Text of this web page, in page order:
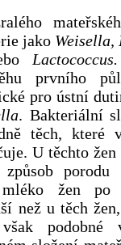
jako Weisella,
prvního
pro ústní
. Bakteriální
těch, které
U těchto
žen po
než u těch
podobné